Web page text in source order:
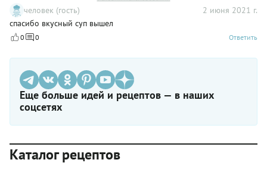
человек (гость)
2 июня 2021 г.
спасибо вкусный суп вышел
0 0 Ответить
Еще больше идей и рецептов — в наших
соцсетях
Каталог рецептов